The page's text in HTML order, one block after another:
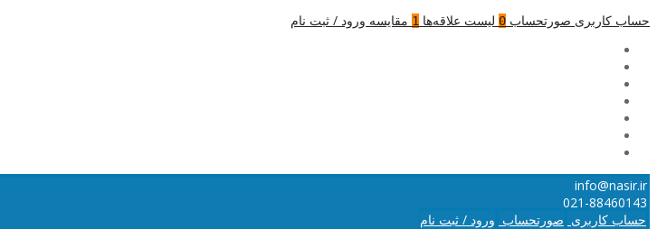
حساب کاربری صورتحساب 0 لیست علاقه‌ها 1 مقایسه ورود / ثبت نام
info@nasir.ir
021-88460143
حساب کاربری صورتحساب ورود / ثبت نام